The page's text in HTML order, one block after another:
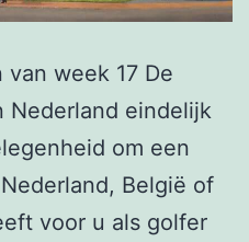
week 17 De
Nederland eindelijk
om een
België of
voor u als golfer